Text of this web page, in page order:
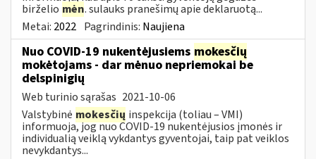
birželio mėn. sulauks pranešimų apie deklaruotą...
Metai: 2022 Pagrindinis: Naujiena
Nuo COVID-19 nukentėjusiems mokesčių
mokėtojams - dar mėnuo nepriemokai be
delspinigių
Web turinio sąrašas 2021-10-06
Valstybinė mokesčių inspekcija (toliau – VMI)
informuoja, jog nuo COVID-19 nukentėjusios įmonės ir
individualią veiklą vykdantys gyventojai, taip pat veiklos
nevykdantys...